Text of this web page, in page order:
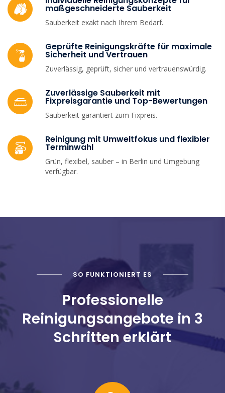
maßgeschneiderte Sauberkeit
Sauberkeit exakt nach Ihrem Bedarf.
Geprüfte Reinigungskräfte für maximale
Sicherheit und Vertrauen
Zuverlässig, geprüft, sicher und vertrauenswürdig.
Zuverlässige Sauberkeit mit
Fixpreisgarantie und Top-Bewertungen
Sauberkeit garantiert zum Fixpreis.
Reinigung mit Umweltfokus und flexibler
Terminwahl
Grün, flexibel, sauber – in Berlin und Umgebung
verfügbar.
SO FUNKTIONIERT ES
Professionelle
Reinigungsangebote in 3
Schritten erklärt